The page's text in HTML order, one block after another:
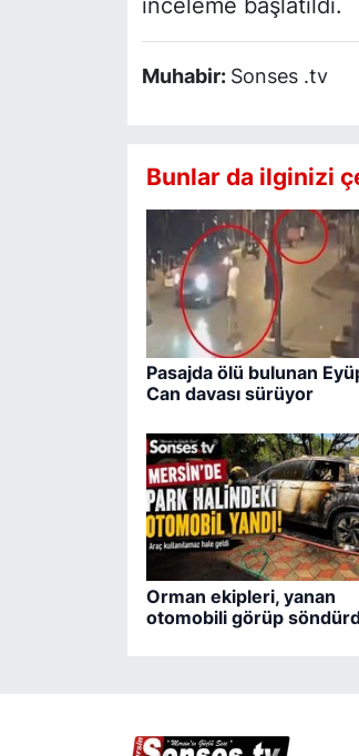
inceleme başlatıldı.
Muhabir: Sonses .tv
Bunlar da ilginizi
Pasajda ölü bulunan
Can davası sürüyor
Orman ekipleri, yanan
otomobili görüp